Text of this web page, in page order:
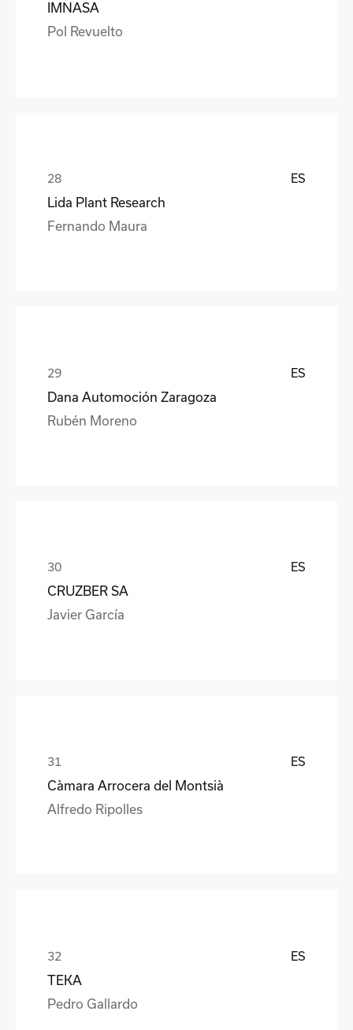
IMNASA
Pol Revuelto
ES
Lida Plant Research
Fernando Maura
ES
Dana Automoción Zaragoza
Rubén Moreno
ES
CRUZBER SA
Javier García
ES
Càmara Arrocera del Montsià
Alfredo Ripolles
ES
TEKA
Pedro Gallardo